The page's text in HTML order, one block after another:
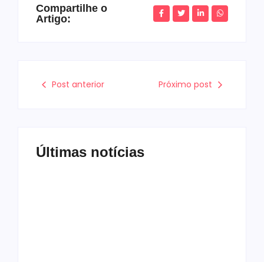
Compartilhe o
Artigo:
Post anterior Próximo post
Últimas notícias